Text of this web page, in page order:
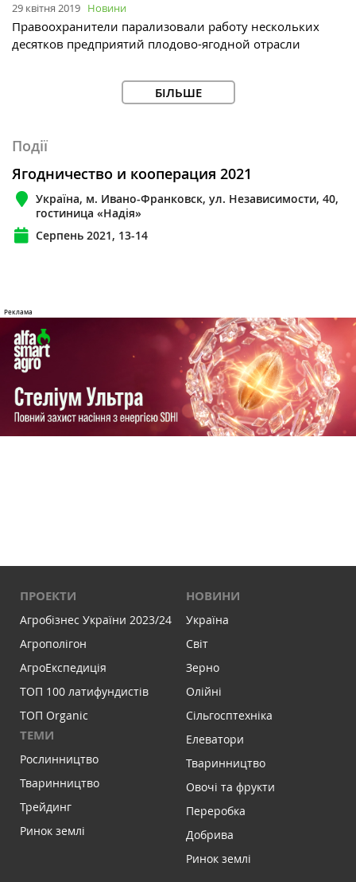
29 квітня 2019 Новини
Правоохранители парализовали работу нескольких
десятков предприятий плодово-ягодной отрасли
БІЛЬШЕ
Події
Ягодничество и кооперация 2021
Україна, м. Ивано-Франковск, ул. Независимости, 40,
гостиница «Надія»
Серпень 2021, 13-14
ПРОЕКТИ
Агробізнес України 2023/24
Агрополігон
АгроЕкспедиція
ТОП 100 латифундистів
ТОП Organic
ТЕМИ
Рослинництво
Тваринництво
Трейдинг
Ринок землі
НОВИНИ
Україна
Світ
Зерно
Олійні
Сільгосптехніка
Елеватори
Тваринництво
Овочі та фрукти
Переробка
Добрива
Ринок землі